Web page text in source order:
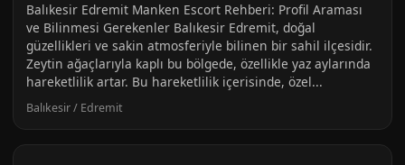
Balıkesir Edremit Manken Escort Rehberi: Profil Araması
ve Bilinmesi Gerekenler Balıkesir Edremit, doğal
güzellikleri ve sakin atmosferiyle bilinen bir sahil ilçesidir.
Zeytin ağaçlarıyla kaplı bu bölgede, özellikle yaz aylarında
hareketlilik artar. Bu hareketlilik içerisinde, özel...
Balıkesir / Edremit